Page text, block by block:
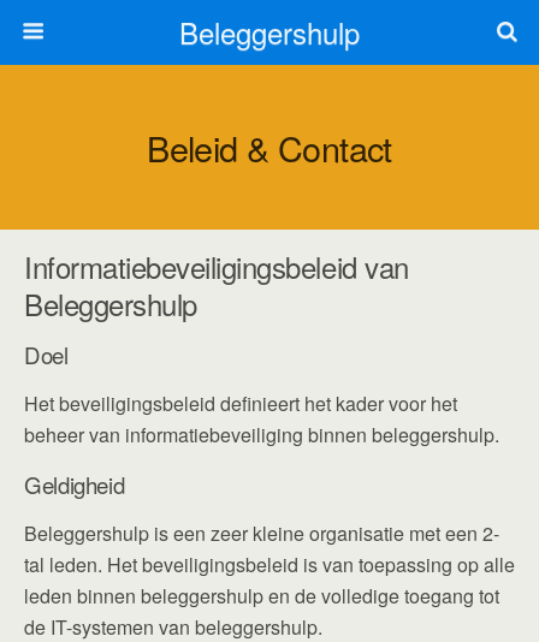
Beleggershulp
Beleid & Contact
Informatiebeveiligingsbeleid van
Beleggershulp
Doel
Het beveiligingsbeleid definieert het kader voor het
beheer van informatiebeveiliging binnen beleggershulp.
Geldigheid
Beleggershulp is een zeer kleine organisatie met een 2-
tal leden. Het beveiligingsbeleid is van toepassing op alle
leden binnen beleggershulp en de volledige toegang tot
de IT-systemen van beleggershulp.